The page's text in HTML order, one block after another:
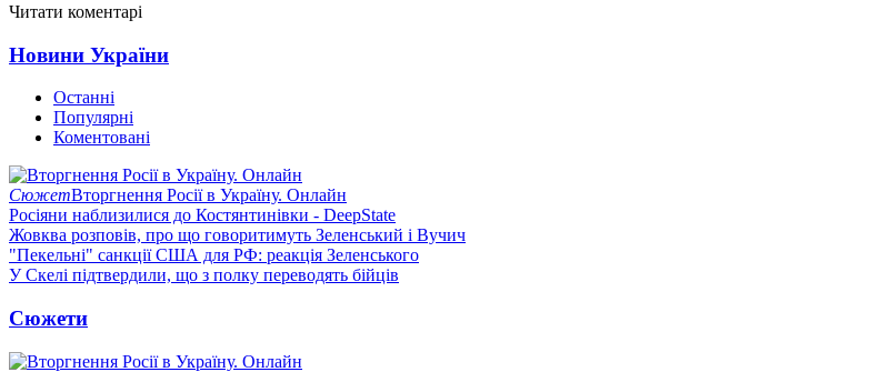
Читати коментарі
Новини України
Останні
Популярні
Коментовані
СюжетВторгнення Росії в Україну. Онлайн
Росіяни наблизилися до Костянтинівки - DeepState
Жовква розповів, про що говоритимуть Зеленський і Вучич
"Пекельні" санкції США для РФ: реакція Зеленського
У Скелі підтвердили, що з полку переводять бійців
Сюжети